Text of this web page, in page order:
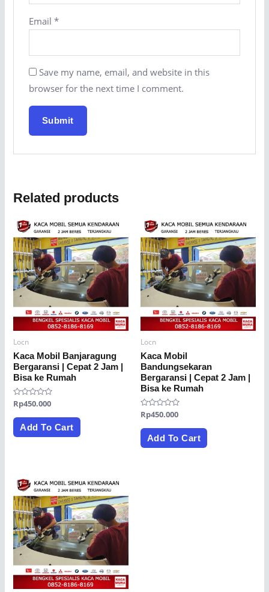
Email *
Save my name, email, and website in this
browser for the next time I comment.
Related products
Locn
Kaca Mobil Banjaragung
Bergaransi | Cepat 2 Jam |
Bisa ke Rumah
Rated
out
Rp450.000
Add To Cart
Locn
Kaca Mobil
Bandungsekaran
Bergaransi | Cepat 2 Jam |
Bisa ke Rumah
Rated
out
Rp450.000
Add To Cart